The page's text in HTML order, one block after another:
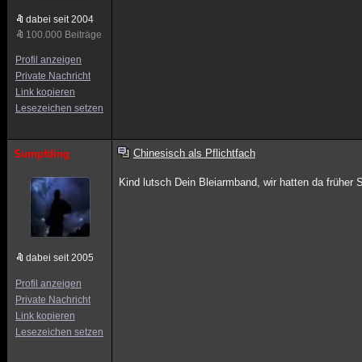
dabei seit 2004
100.000 Beiträge
Profil anzeigen
Private Nachricht
Link kopieren
Lesezeichen setzen
Sumpfding
dabei seit 2005
Profil anzeigen
Private Nachricht
Link kopieren
Lesezeichen setzen
Chinesisch als Pflichtfach
Kind lutsch Dein Bleiarmband, wir hatten da früher